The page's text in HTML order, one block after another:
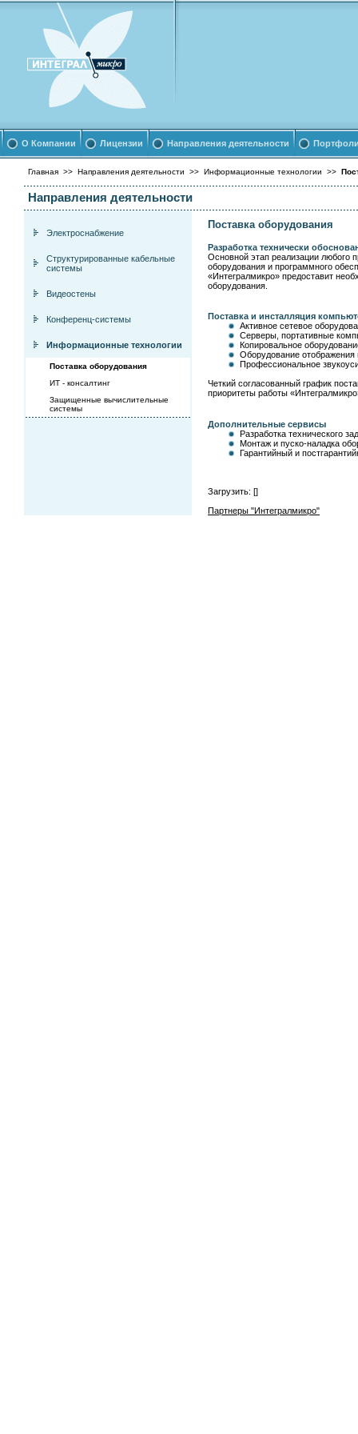
О Компании Лицензии Направления деятельности
Главная >> Направления деятельности >> Информационные технологии >>
Направления деятельности
Электроснабжение
Структурированные кабельные
системы
Видеостены
Конференц-системы
Информационные технологии
Поставка оборудования
ИТ - консалтинг
Защищенные вычислительные
системы
Поставка оборудования
Разработка технически
Основной этап реализации любого
оборудования и программного
«Интегралмикро» предоставит
оборудования.
Поставка и инсталляция
Активное сетевое
Серверы, портативные
Копировальное
Оборудование
Профессиональное
Четкий согласованный график
приоритеты работы
Дополнительные сервисы
Разработка технического
Монтаж и пуско-наладка
Гарантийный и
Загрузить: []
Партнеры "Интегралмикро"